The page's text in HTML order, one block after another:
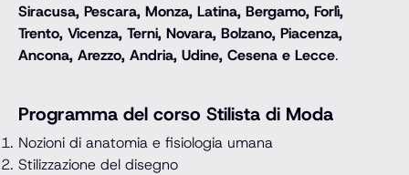
Siracusa, Pescara, Monza, Latina, Bergamo, Forlì,
Trento, Vicenza, Terni, Novara, Bolzano, Piacenza,
Ancona, Arezzo, Andria, Udine, Cesena e Lecce.
Programma del corso Stilista di Moda
Nozioni di anatomia e fisiologia umana
Stilizzazione del disegno